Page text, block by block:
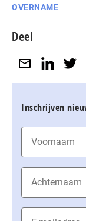
OVERNAME
Deel
Inschrijven